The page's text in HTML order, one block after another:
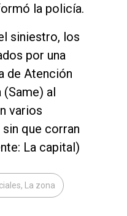
la policía.
siniestro, los
por una
de Atención
al
varios
que corran
La capital)
La zona